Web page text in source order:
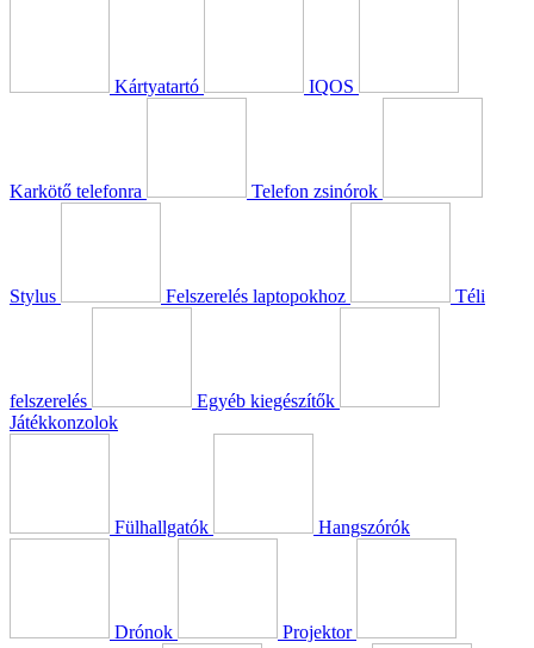
Kártyatartó IQOS
Karkötő telefonra Telefon zsinórok
Stylus Felszerelés laptopokhoz Téli
felszerelés
Egyéb kiegészítők
Játékkonzolok
Fülhallgatók Hangszórók
Drónok Projektor